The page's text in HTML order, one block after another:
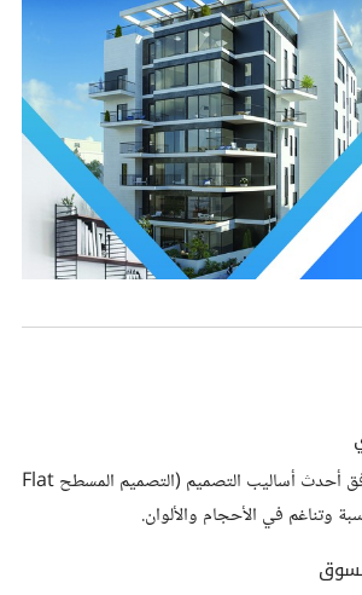
تم بناء تصميم القالب وفق أحدث أساليب التصميم (التصميم المسطح Flat